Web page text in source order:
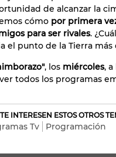
de alcanzar la
cómo por primera
para ser rivales.
el punto de la Tierra más
, los miércoles, a
todos los programas
INTERESEN ESTOS OTROS
Tv Programación